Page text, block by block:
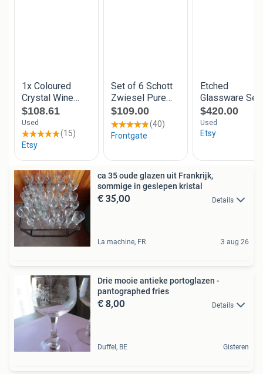
ca 35 oude glazen uit Frankrijk,
sommige in geslepen kristal
€ 35,00 Details
La machine, FR 3 aug 26
Drie mooie antieke portoglazen -
pantographed fries
€ 8,00 Details
Duffel, BE Gisteren